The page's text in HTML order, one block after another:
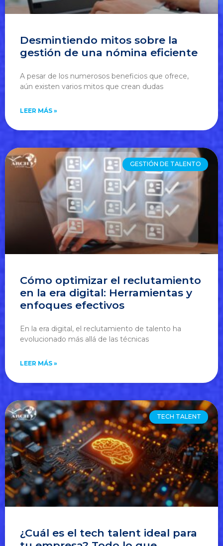
Desmintiendo mitos sobre la
gestión de una nómina eficiente
A pesar de los numerosos beneficios que ofrece,
aún existen varios mitos que crean dudas
LEER MÁS »
GESTIÓN DE TALENTO
Cómo optimizar el reclutamiento
en la era digital: Herramientas y
enfoques efectivos
En la era digital, el reclutamiento de talento ha
evolucionado más allá de las técnicas
LEER MÁS »
TECH TALENT
¿Cuál es el tech talent ideal para